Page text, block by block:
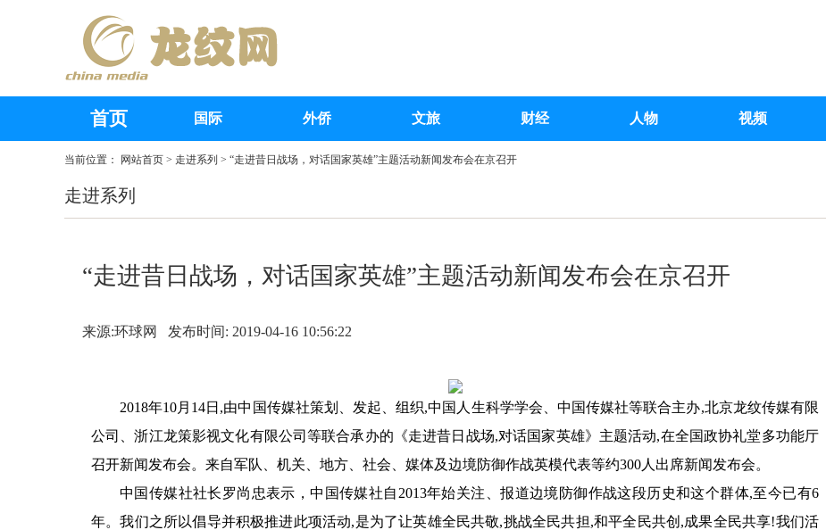
首页 国际 外侨 文旅 财经 人物 视频
当前位置： 网站首页 > 走进系列 > “走进昔日战场，对话国家英雄”主题活动新闻发布会在京召开
走进系列
“走进昔日战场，对话国家英雄”主题活动新闻发布会在京召开
来源:环球网 发布时间: 2019-04-16 10:56:22
2018年10月14日,由中国传媒社策划、发起、组织,中国人生科学学会、中国传媒社等联合主办,北京龙纹传媒有限
公司、浙江龙策影视文化有限公司等联合承办的《走进昔日战场,对话国家英雄》主题活动,在全国政协礼堂多功能厅
召开新闻发布会。来自军队、机关、地方、社会、媒体及边境防御作战英模代表等约300人出席新闻发布会。
中国传媒社社长罗尚忠表示，中国传媒社自2013年始关注、报道边境防御作战这段历史和这个群体,至今已有6
年。我们之所以倡导并积极推进此项活动,是为了让英雄全民共敬,挑战全民共担,和平全民共创,成果全民共享!我们活